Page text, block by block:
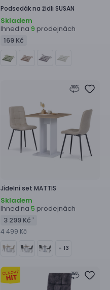
Podsedák na židli SUSAN
Skladem
Ihned na 9 prodejnách
169 Kč
Jídelní set MATTIS
Skladem
Ihned na 5 prodejnách
3 299 Kč *
4 499 Kč
+ 13